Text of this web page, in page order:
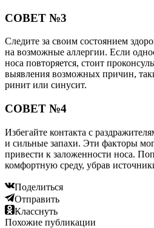
СОВЕТ №3
Следите за своим состоянием
на возможные аллергии. Если
носа повторяется, стоит
выявления возможных причин,
ринит или синусит.
СОВЕТ №4
Избегайте контакта с
и сильные запахи. Эти факторы
привести к заложенности носа.
комфортную среду, убрав
Поделиться
Отправить
Класснуть
Похожие публикации